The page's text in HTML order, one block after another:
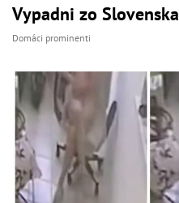
Vypadni zo Slovenska
Domáci prominenti